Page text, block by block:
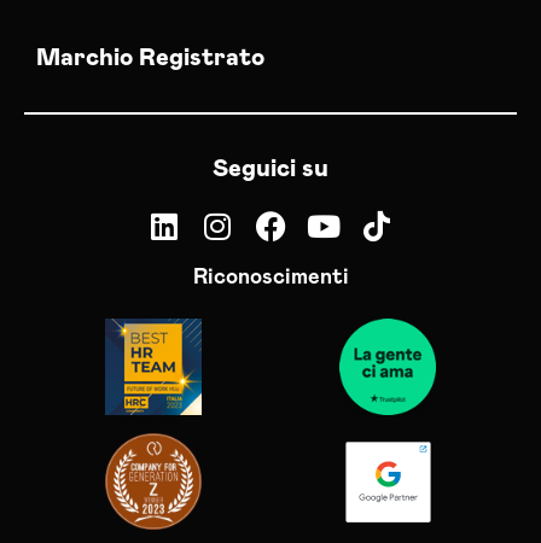
Marchio Registrato
Seguici su
Riconoscimenti